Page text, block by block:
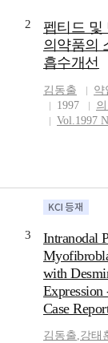
growth
pulmonary
and extrarenal
We experience
bilateral renal
associated
of both
Specific IgM
virus in
2
펩티드 및
의약품의
흡수개선
김동출
약
1997
Vol.1997
3
Intranodal
with
Case
김동출,강태